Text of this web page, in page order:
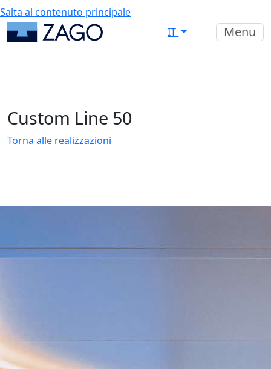
Salta al contenuto principale
IT
Menu
Custom Line 50
Torna alle realizzazioni